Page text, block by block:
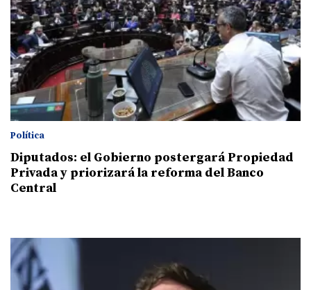
Política
Diputados: el Gobierno postergará Propiedad
Privada y priorizará la reforma del Banco
Central